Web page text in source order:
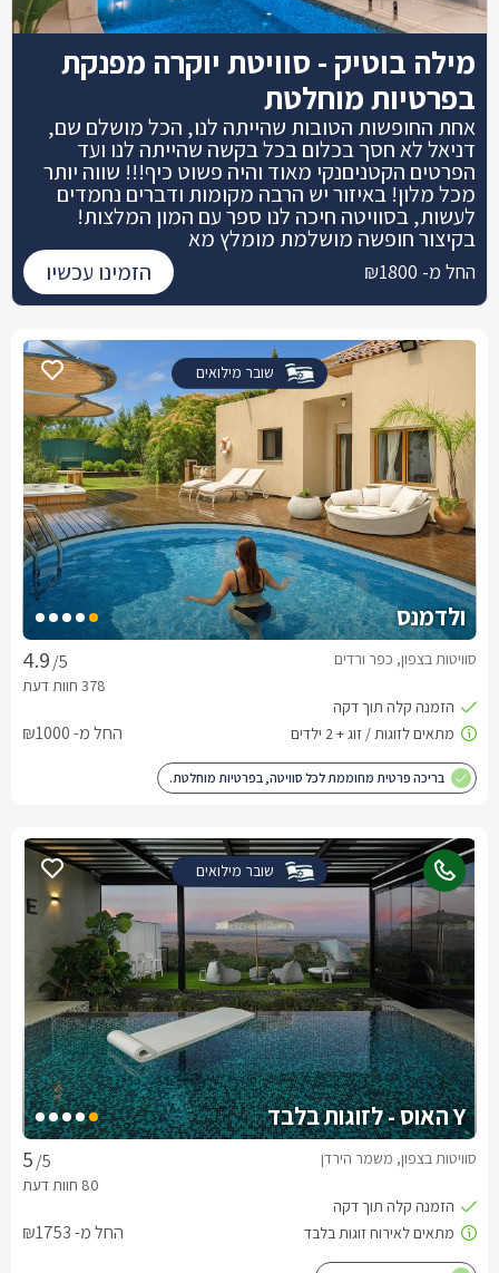
שובר מילואים
ולדמנס
/5 סוויטות בצפון, כפר ורדים
החל מ- ₪1000
בריכה פרטית מחוממת לכל סוויטה, בפרטיות מוחלטת.
שובר מילואים
Y האוס - לזוגות בלבד
/5 סוויטות בצפון, משמר הירדן
החל מ- ₪1753
מילה בוטיק - סוויטת יוקרה מפנקת
בפרטיות מוחלטת
אחת החופשות הטובות שהייתה לנו, הכל מושלם שם,
דניאל לא חסך בכלום בכל בקשה שהייתה לנו ועד
הפרטים הקטניםנקי מאוד והיה פשוט כיף!!! שווה יותר
מכל מלון! באיזור יש הרבה מקומות ודברים נחמדים
לעשות, בסוויטה חיכה לנו ספר עם המון המלצות!
בקיצור חופשה מושלמת מומלץ מא
החל מ- ₪1800 הזמינו עכשיו